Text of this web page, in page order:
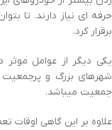
حرفه ای نیاز دارند. تا
برقرار کرد.
یکی دیگر از عوامل موثر
شهرهای بزرگ و
جمعیت میباشد.
علاوه بر این گاهی اوقات